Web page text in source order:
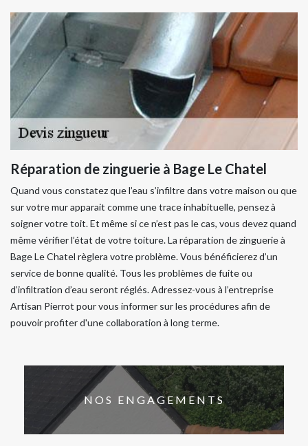
Réparation de zinguerie à Bage Le Chatel
Quand vous constatez que l’eau s’infiltre dans votre maison ou que
sur votre mur apparait comme une trace inhabituelle, pensez à
soigner votre toit. Et même si ce n’est pas le cas, vous devez quand
même vérifier l’état de votre toiture. La réparation de zinguerie à
Bage Le Chatel règlera votre problème. Vous bénéficierez d’un
service de bonne qualité. Tous les problèmes de fuite ou
d’infiltration d’eau seront réglés. Adressez-vous à l’entreprise
Artisan Pierrot pour vous informer sur les procédures afin de
pouvoir profiter d'une collaboration à long terme.
NOS ENGAGEMENTS